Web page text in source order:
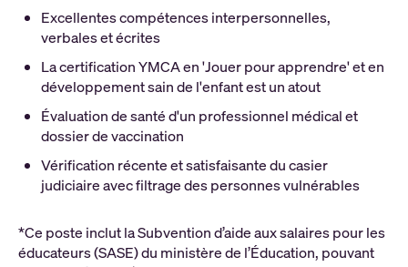
Excellentes compétences interpersonnelles,
verbales et écrites
La certification YMCA en 'Jouer pour apprendre' et en
développement sain de l'enfant est un atout
Évaluation de santé d'un professionnel médical et
dossier de vaccination
Vérification récente et satisfaisante du casier
judiciaire avec filtrage des personnes vulnérables
*Ce poste inclut la Subvention d’aide aux salaires pour les
éducateurs (SASE) du ministère de l’Éducation, pouvant